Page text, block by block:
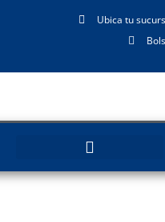
Ubica tu